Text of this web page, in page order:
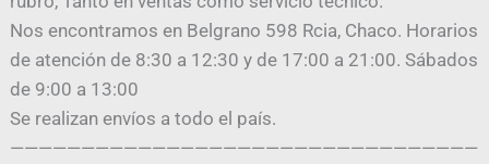
Nos encontramos en Belgrano 598 Rcia, Chaco. Horarios
de atención de 8:30 a 12:30 y de 17:00 a 21:00. Sábados
de 9:00 a 13:00
Se realizan envíos a todo el país.
—————————————————————————————————